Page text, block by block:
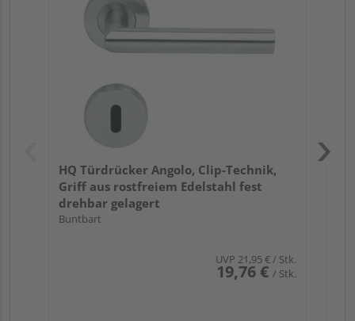
HQ Türdrücker Angolo, Clip-Technik,
Griff aus rostfreiem Edelstahl fest
drehbar gelagert
Buntbart
UVP 21,95 €/ Stk.
19,76 € / Stk.